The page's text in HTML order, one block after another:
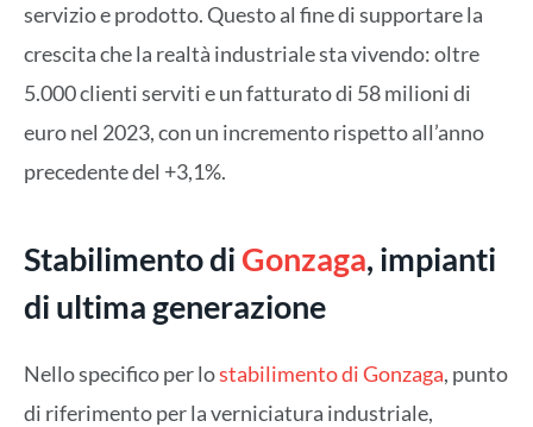
servizio e prodotto. Questo al fine di supportare la
crescita che la realtà industriale sta vivendo: oltre
5.000 clienti serviti e un fatturato di 58 milioni di
euro nel 2023, con un incremento rispetto all’anno
precedente del +3,1%.
Stabilimento diGonzaga, impianti
di ultima generazione
Nello specifico per lostabilimento di Gonzaga, punto
di riferimento per la verniciatura industriale,